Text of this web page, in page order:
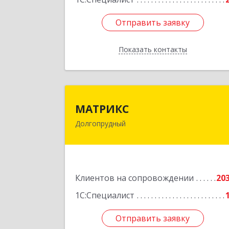
Отправить заявку
Показать контакты
Отправить заявку
Назад
МАТРИКС
Долгопрудный
Клиентов на сопровождении
1С:Специалист
1
Отправить заявку
Отправить заявку